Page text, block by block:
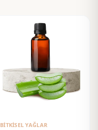
BITKISEL YAĞLAR